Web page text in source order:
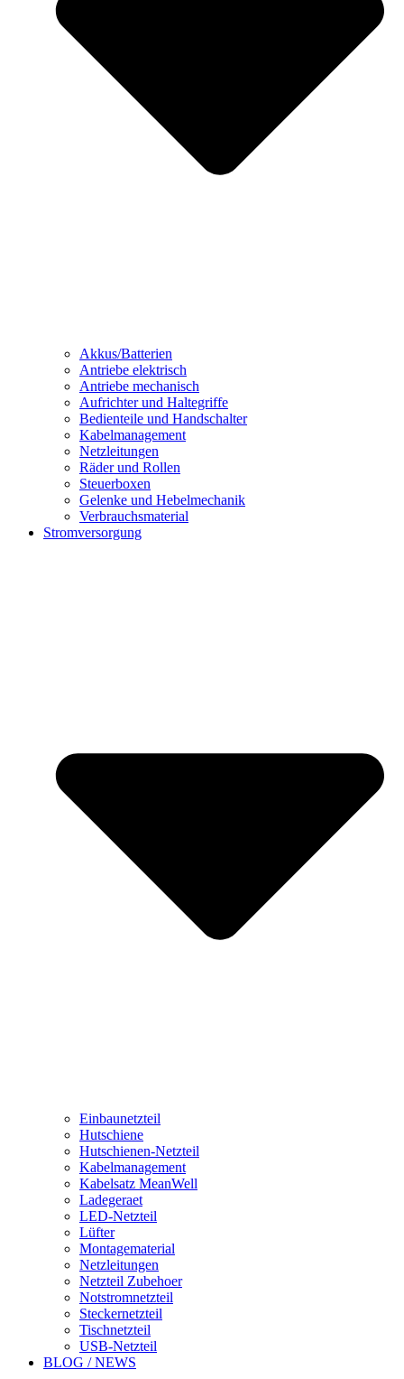
Akkus/Batterien
Antriebe elektrisch
Antriebe mechanisch
Aufrichter und Haltegriffe
Bedienteile und Handschalter
Kabelmanagement
Netzleitungen
Räder und Rollen
Steuerboxen
Gelenke und Hebelmechanik
Verbrauchsmaterial
Stromversorgung
Einbaunetzteil
Hutschiene
Hutschienen-Netzteil
Kabelmanagement
Kabelsatz MeanWell
Ladegeraet
LED-Netzteil
Lüfter
Montagematerial
Netzleitungen
Netzteil Zubehoer
Notstromnetzteil
Steckernetzteil
Tischnetzteil
USB-Netzteil
BLOG / NEWS